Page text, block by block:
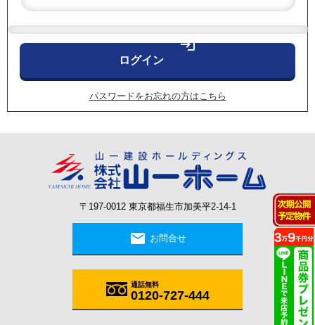
login
パスワードをお忘れの方はこちら
〒197-0012 東京都福生市加美平2-14-1
mail お問合せ
通話無料
0120-727-444